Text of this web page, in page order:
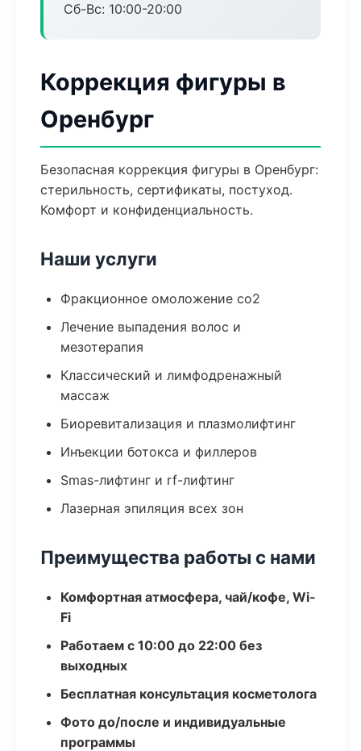
Сб-Вс: 10:00-20:00
Коррекция фигуры в
Оренбург
Безопасная коррекция фигуры в Оренбург:
стерильность, сертификаты, постуход.
Комфорт и конфиденциальность.
Наши услуги
Фракционное омоложение co2
Лечение выпадения волос и
мезотерапия
Классический и лимфодренажный
массаж
Биоревитализация и плазмолифтинг
Инъекции ботокса и филлеров
Smas-лифтинг и rf-лифтинг
Лазерная эпиляция всех зон
Преимущества работы с нами
Комфортная атмосфера, чай/кофе, Wi-
Fi
Работаем с 10:00 до 22:00 без
выходных
Бесплатная консультация косметолога
Фото до/после и индивидуальные
программы